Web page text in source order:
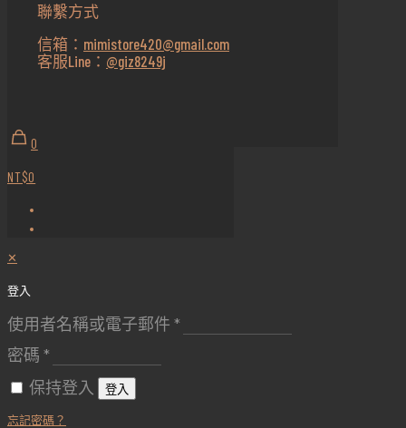
聯繫方式
信箱： mimistore420@gmail.com
客服Line： @giz8249j
0
NT$0
✕
登入
使用者名稱或電子郵件 *
密碼 *
保持登入
登入
忘記密碼？